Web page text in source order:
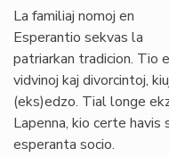
La familiaj nomoj en
Esperantio sekvas la
patriarkan tradicion. Tio
vidvinoj kaj divorcintoj,
(eks)edzo. Tial longe
Lapenna, kio certe
esperanta socio.